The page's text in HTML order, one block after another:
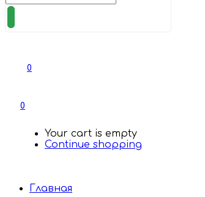
0
0
Your cart is empty
Continue shopping
Главная